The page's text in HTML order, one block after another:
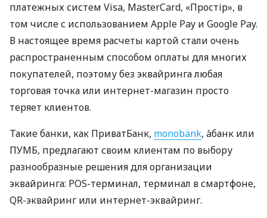
платежных систем Visa, MasterCard, «Простір», в
том числе с использованием Apple Pay и Google Pay.
В настоящее время расчеты картой стали очень
распространенным способом оплаты для многих
покупателей, поэтому без эквайринга любая
торговая точка или интернет-магазин просто
теряет клиентов.
Такие банки, как ПриватБанк, monobank, àбанк или
ПУМБ, предлагают своим клиентам по выбору
разнообразные решения для организации
эквайринга: POS-терминал, терминал в смартфоне,
QR-эквайринг или интернет-эквайринг.